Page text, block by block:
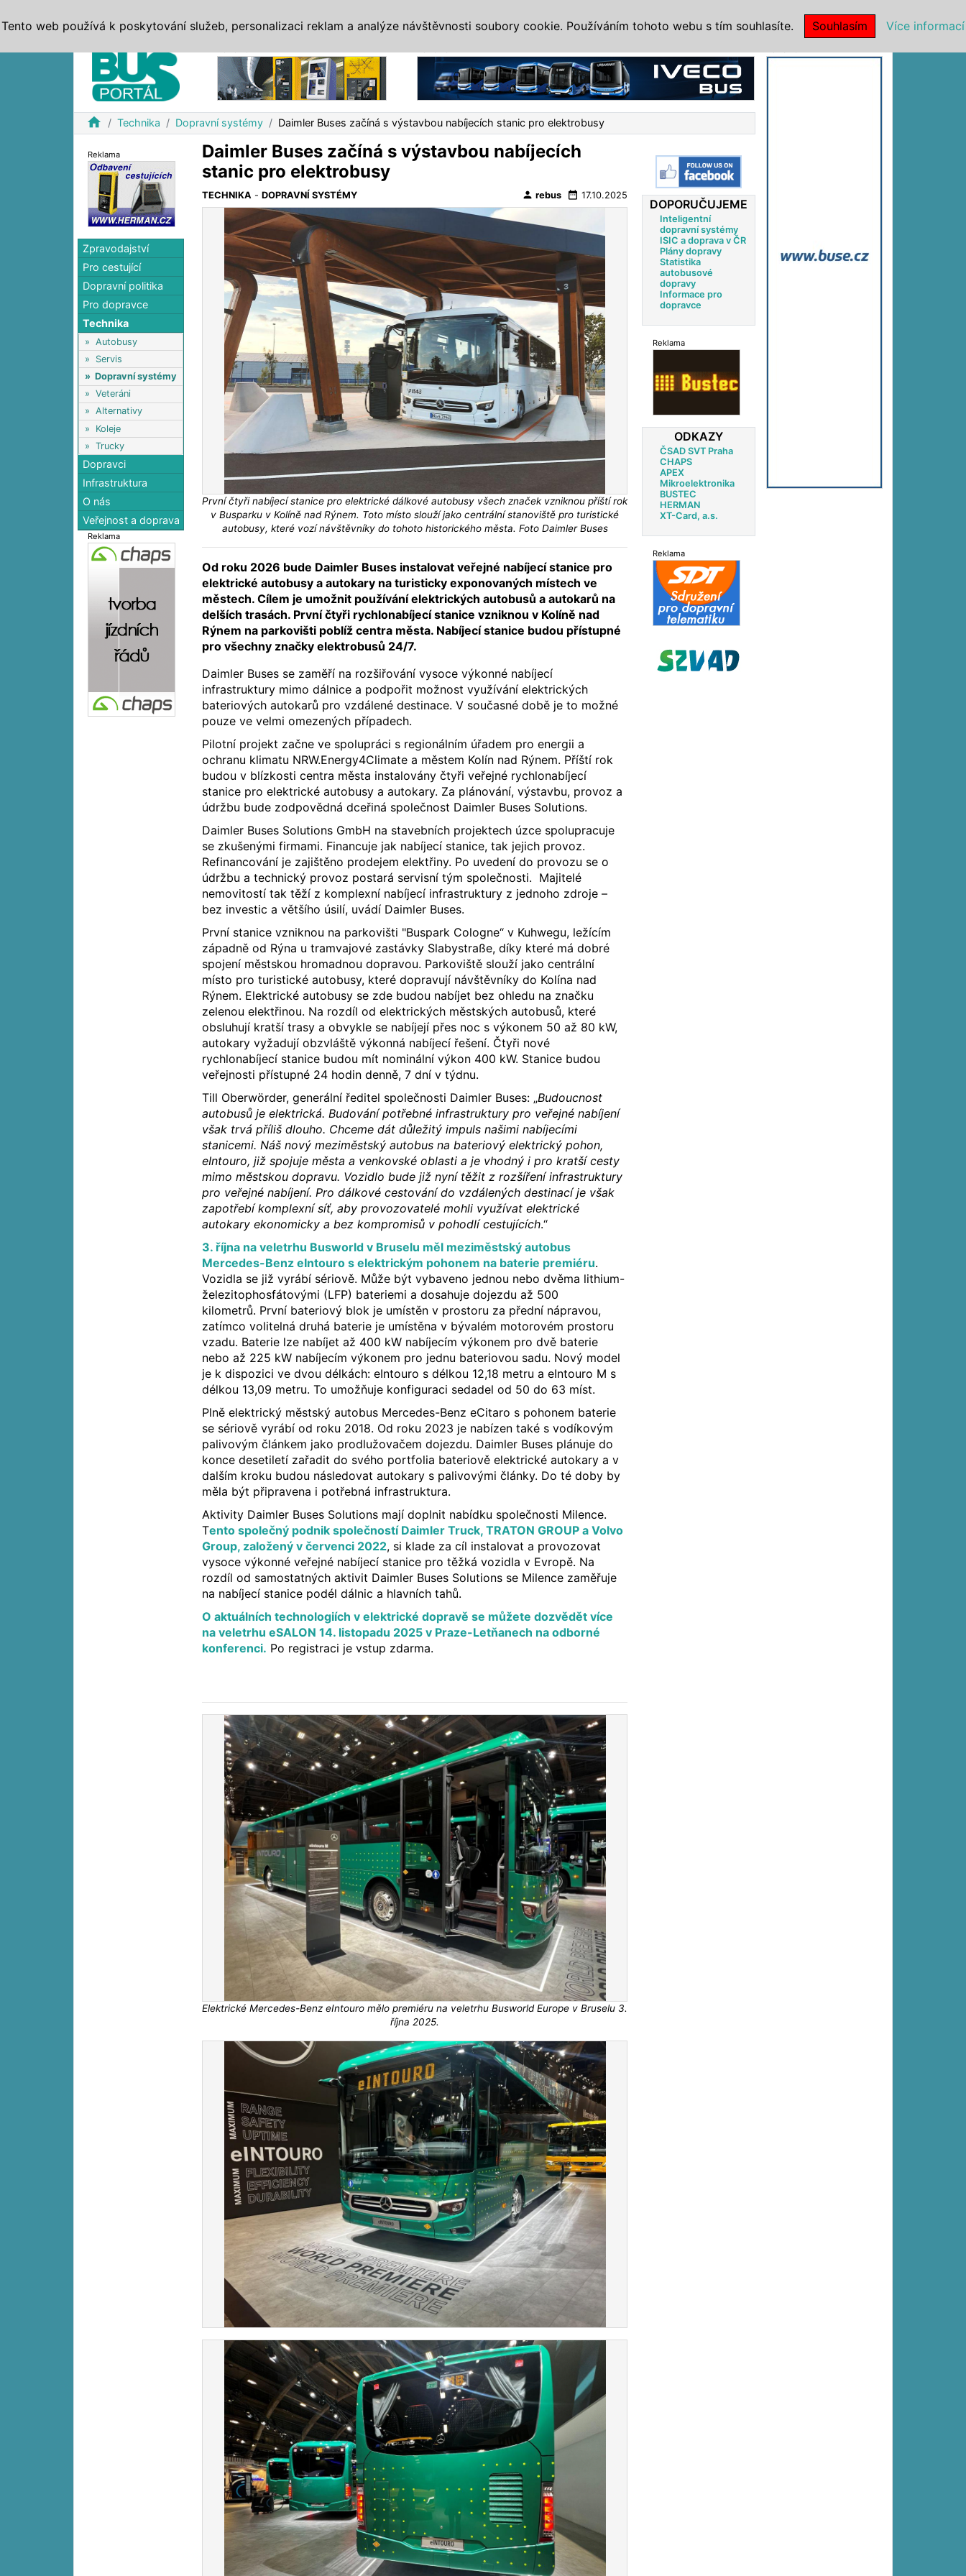
home Technika Dopravní systémy Daimler Buses začíná s výstavbou nabíjecích stanic pro elektrobusy
Reklama
Zpravodajství
Pro cestující
Dopravní politika
Pro dopravce
Technika
» Autobusy
» Servis
» Dopravní systémy
» Veteráni
» Alternativy
» Koleje
» Trucky
Dopravci
Infrastruktura
O nás
Veřejnost a doprava
Reklama
Daimler Buses začíná s výstavbou nabíjecích
stanic pro elektrobusy
TECHNIKA -DOPRAVNÍ SYSTÉMY person rebus date_range 17.10.2025
První čtyři nabíjecí stanice pro elektrické dálkové autobusy všech značek vzniknou příští rok
v Busparku v Kolíně nad Rýnem. Toto místo slouží jako centrální stanoviště pro turistické
autobusy, které vozí návštěvníky do tohoto historického města. Foto Daimler Buses
Od roku 2026 bude Daimler Buses instalovat veřejné nabíjecí stanice pro
elektrické autobusy a autokary na turisticky exponovaných místech ve
městech. Cílem je umožnit používání elektrických autobusů a autokarů na
delších trasách. První čtyři rychlonabíjecí stanice vzniknou v Kolíně nad
Rýnem na parkovišti poblíž centra města. Nabíjecí stanice budou přístupné
pro všechny značky elektrobusů 24/7.
Daimler Buses se zaměří na rozšiřování vysoce výkonné nabíjecí
infrastruktury mimo dálnice a podpořit možnost využívání elektrických
bateriových autokarů pro vzdálené destinace. V současné době je to možné
pouze ve velmi omezených případech.
Pilotní projekt začne ve spolupráci s regionálním úřadem pro energii a
ochranu klimatu NRW.Energy4Climate a městem Kolín nad Rýnem. Příští rok
budou v blízkosti centra města instalovány čtyři veřejné rychlonabíjecí
stanice pro elektrické autobusy a autokary. Za plánování, výstavbu, provoz a
údržbu bude zodpovědná dceřiná společnost Daimler Buses Solutions.
Daimler Buses Solutions GmbH na stavebních projektech úzce spolupracuje
se zkušenými firmami. Financuje jak nabíjecí stanice, tak jejich provoz.
Refinancování je zajištěno prodejem elektřiny. Po uvedení do provozu se o
údržbu a technický provoz postará servisní tým společnosti. Majitelé
nemovitostí tak těží z komplexní nabíjecí infrastruktury z jednoho zdroje –
bez investic a většího úsilí, uvádí Daimler Buses.
První stanice vzniknou na parkovišti "Buspark Cologne“ v Kuhwegu, ležícím
západně od Rýna u tramvajové zastávky Slabystraße, díky které má dobré
spojení městskou hromadnou dopravou. Parkoviště slouží jako centrální
místo pro turistické autobusy, které dopravují návštěvníky do Kolína nad
Rýnem. Elektrické autobusy se zde budou nabíjet bez ohledu na značku
zelenou elektřinou. Na rozdíl od elektrických městských autobusů, které
obsluhují kratší trasy a obvykle se nabíjejí přes noc s výkonem 50 až 80 kW,
autokary vyžadují obzvláště výkonná nabíjecí řešení. Čtyři nové
rychlonabíjecí stanice budou mít nominální výkon 400 kW. Stanice budou
veřejnosti přístupné 24 hodin denně, 7 dní v týdnu.
Till Oberwörder, generální ředitel společnosti Daimler Buses: „Budoucnost
autobusů je elektrická. Budování potřebné infrastruktury pro veřejné nabíjení
však trvá příliš dlouho. Chceme dát důležitý impuls našimi nabíjecími
stanicemi. Náš nový meziměstský autobus na bateriový elektrický pohon,
eIntouro, již spojuje města a venkovské oblasti a je vhodný i pro kratší cesty
mimo městskou dopravu. Vozidlo bude již nyní těžit z rozšíření infrastruktury
pro veřejné nabíjení. Pro dálkové cestování do vzdálených destinací je však
zapotřebí komplexní síť, aby provozovatelé mohli využívat elektrické
autokary ekonomicky a bez kompromisů v pohodlí cestujících.“
3. října na veletrhu Busworld v Bruselu měl meziměstský autobus
Mercedes-Benz eIntouro s elektrickým pohonem na baterie premiéru.
Vozidla se již vyrábí sériově. Může být vybaveno jednou nebo dvěma lithium-
železitophosfátovými (LFP) bateriemi a dosahuje dojezdu až 500
kilometrů. První bateriový blok je umístěn v prostoru za přední nápravou,
zatímco volitelná druhá baterie je umístěna v bývalém motorovém prostoru
vzadu. Baterie lze nabíjet až 400 kW nabíjecím výkonem pro dvě baterie
nebo až 225 kW nabíjecím výkonem pro jednu bateriovou sadu. Nový model
je k dispozici ve dvou délkách: eIntouro s délkou 12,18 metru a eIntouro M s
délkou 13,09 metru. To umožňuje konfiguraci sedadel od 50 do 63 míst.
Plně elektrický městský autobus Mercedes-Benz eCitaro s pohonem baterie
se sériově vyrábí od roku 2018. Od roku 2023 je nabízen také s vodíkovým
palivovým článkem jako prodlužovačem dojezdu. Daimler Buses plánuje do
konce desetiletí zařadit do svého portfolia bateriově elektrické autokary a v
dalším kroku budou následovat autokary s palivovými články. Do té doby by
měla být připravena i potřebná infrastruktura.
Aktivity Daimler Buses Solutions mají doplnit nabídku společnosti Milence.
Tento společný podnik společností Daimler Truck, TRATON GROUP a Volvo
Group, založený v červenci 2022, si klade za cíl instalovat a provozovat
vysoce výkonné veřejné nabíjecí stanice pro těžká vozidla v Evropě. Na
rozdíl od samostatných aktivit Daimler Buses Solutions se Milence zaměřuje
na nabíjecí stanice podél dálnic a hlavních tahů.
O aktuálních technologiích v elektrické dopravě se můžete dozvědět více
na veletrhu eSALON 14. listopadu 2025 v Praze-Letňanech na odborné
konferenci. Po registraci je vstup zdarma.
Elektrické Mercedes-Benz eIntouro mělo premiéru na veletrhu Busworld Europe v Bruselu 3.
října 2025.
DOPORUČUJEME
Inteligentní
dopravní systémy
ISIC a doprava v ČR
Plány dopravy
Statistika
autobusové
dopravy
Informace pro
dopravce
Reklama
ODKAZY
ČSAD SVT Praha
CHAPS
APEX
Mikroelektronika
BUSTEC
HERMAN
XT-Card, a.s.
Reklama
Tento web používá k poskytování služeb, personalizaci reklam a analýze návštěvnosti soubory cookie. Používáním tohoto webu s tím souhlasíte. Souhlasím Více informací